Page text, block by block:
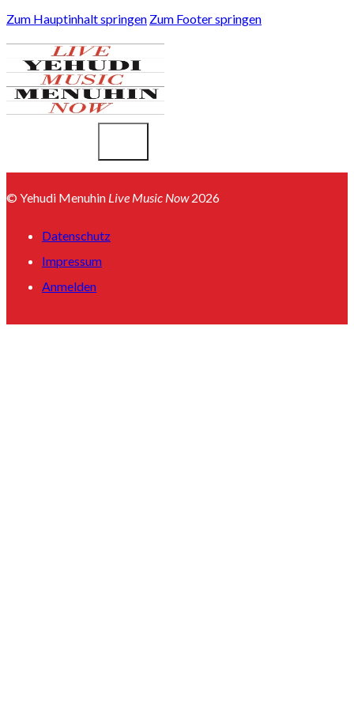
Zum Hauptinhalt springen Zum Footer springen
© Yehudi Menuhin Live Music Now2026
Datenschutz
Impressum
Anmelden